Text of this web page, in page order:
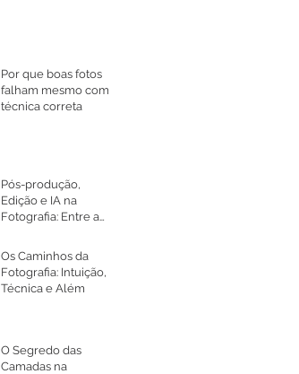
Por que boas fotos
falham mesmo com
técnica correta
Pós-produção,
Edição e IA na
Fotografia: Entre a
Intenção
Os Caminhos da
Fotografia: Intuição,
Técnica e Além
O Segredo das
Camadas na